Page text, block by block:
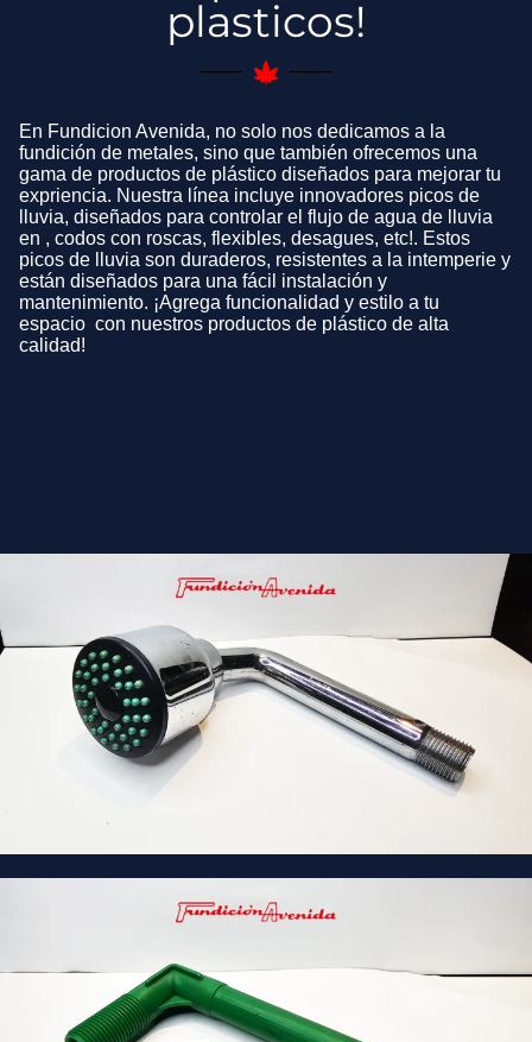
plasticos!
En Fundicion Avenida, no solo nos dedicamos a la
fundición de metales, sino que también ofrecemos una
gama de productos de plástico diseñados para mejorar tu
expriencia. Nuestra línea incluye innovadores picos de
lluvia, diseñados para controlar el flujo de agua de lluvia
en , codos con roscas, flexibles, desagues, etc!. Estos
picos de lluvia son duraderos, resistentes a la intemperie y
están diseñados para una fácil instalación y
mantenimiento. ¡Agrega funcionalidad y estilo a tu
espacio con nuestros productos de plástico de alta
calidad!